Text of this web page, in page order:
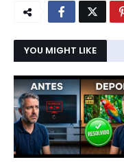
YOU MIGHT LIKE